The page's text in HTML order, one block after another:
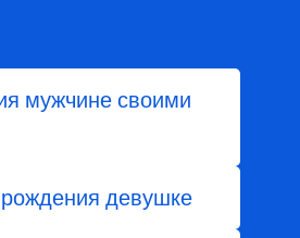
мужчине своими
девушке